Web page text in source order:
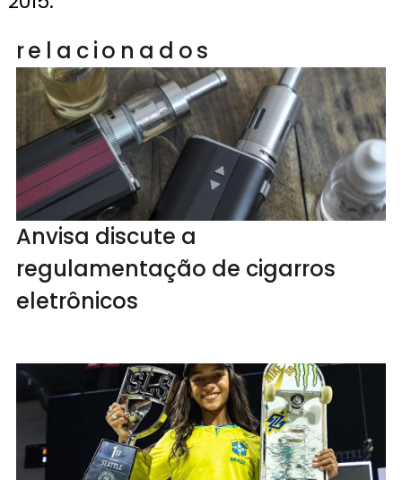
relacionados
Anvisa discute a
regulamentação de cigarros
eletrônicos